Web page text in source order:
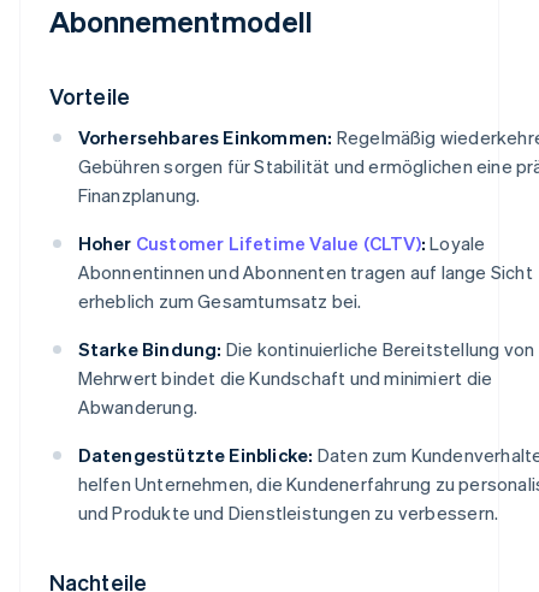
Abonnementmodell
Vorteile
Vorhersehbares Einkommen: Regelmäßig
Gebühren sorgen für Stabilität und ermöglichen eine
Finanzplanung.
Hoher Customer Lifetime Value (CLTV): Loyale
Abonnentinnen und Abonnenten tragen auf lange Sicht
erheblich zum Gesamtumsatz bei.
Starke Bindung: Die kontinuierliche Bereitstellung von
Mehrwert bindet die Kundschaft und minimiert die
Abwanderung.
Datengestützte Einblicke: Daten zum
helfen Unternehmen, die Kundenerfahrung zu
und Produkte und Dienstleistungen zu verbessern.
Nachteile